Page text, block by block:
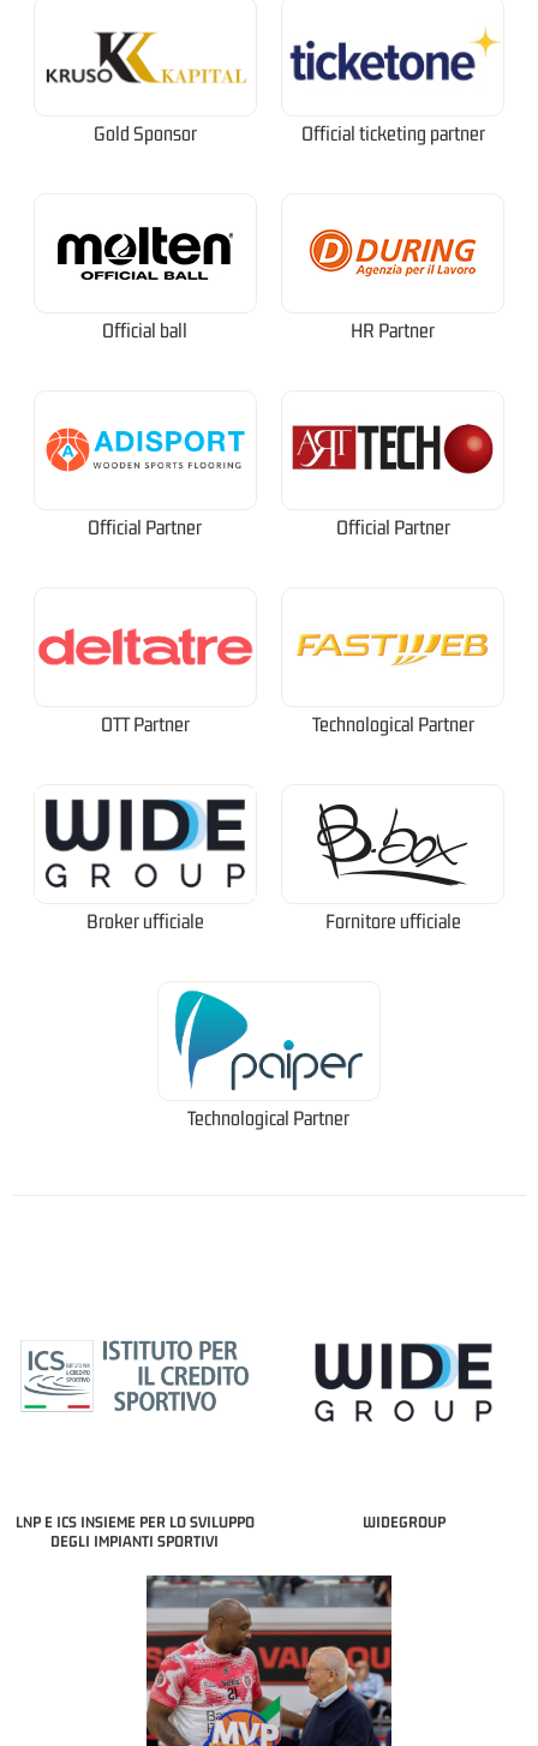
Gold Sponsor Official ticketing partner
Official ball HR Partner
Official Partner Official Partner
OTT Partner Technological Partner
Broker ufficiale Fornitore ufficiale
Technological Partner
LNP E ICS INSIEME PER LO SVILUPPO
DEGLI IMPIANTI SPORTIVI
WIDEGROUP